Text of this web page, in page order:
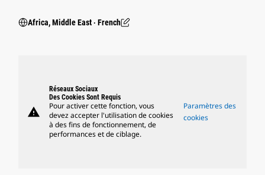
Africa, Middle East ‧ French
warning
Réseaux Sociaux
Des Cookies Sont Requis
Pour activer cette fonction, vous
devez accepter l'utilisation de cookies
à des fins de fonctionnement, de
performances et de ciblage.
Paramètres des
cookies